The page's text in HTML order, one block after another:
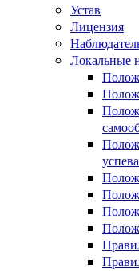
Устав
Лицензия
Локальные